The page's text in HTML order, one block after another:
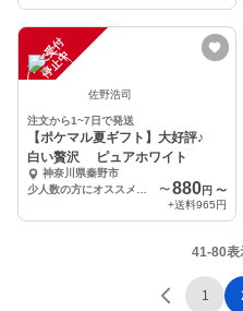
注
文
受
付
停
止
中
佐野浩司
注文から1~7日で発送
【ポケマル夏ギフト】大好評♪
白い贅沢 ピュアホワイト
神奈川県秦野市
〜 880円 〜
+送料965円
41-80表
1